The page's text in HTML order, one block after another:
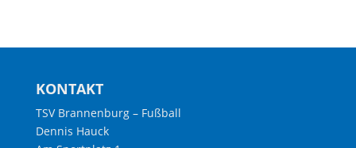
KONTAKT
TSV Brannenburg – Fußball
Dennis Hauck